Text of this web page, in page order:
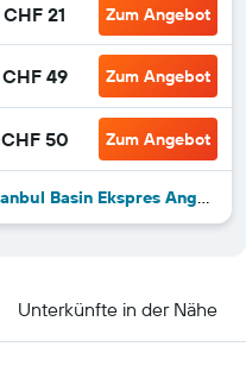
CHF 21 Zum Angebot
CHF 49 Zum Angebot
CHF 50 Zum Angebot
69 weitere Elite World Grand Istanbul Basin Ekspres Angebote
Unterkünfte in der Nähe